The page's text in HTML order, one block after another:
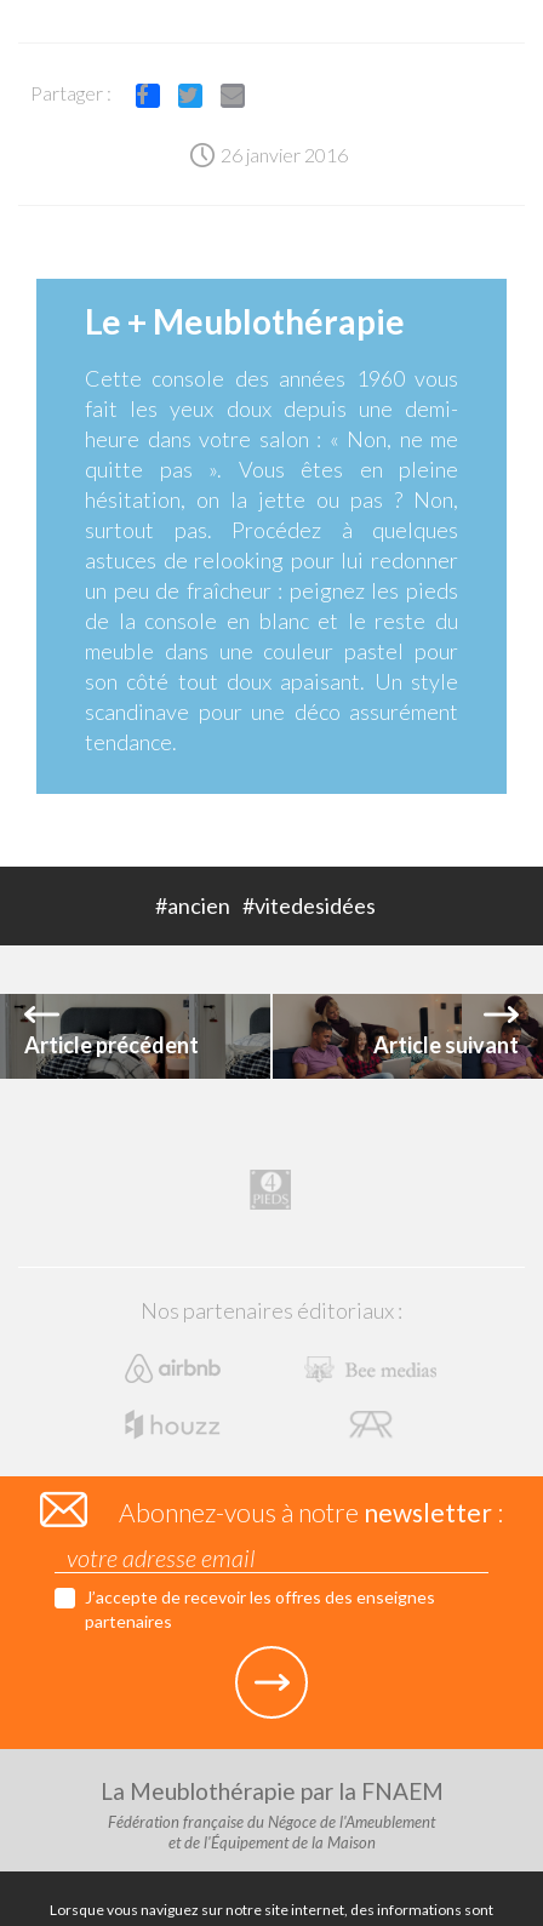
Partager : FacebookTwitter
26 janvier 2016
Le + Meublothérapie
Cette console des années 1960 vous
fait les yeux doux depuis une demi-
heure dans votre salon : « Non, ne me
quitte pas ». Vous êtes en pleine
hésitation, on la jette ou pas ? Non,
surtout pas. Procédez à quelques
astuces de relooking pour lui redonner
un peu de fraîcheur : peignez les pieds
de la console en blanc et le reste du
meuble dans une couleur pastel pour
son côté tout doux apaisant. Un style
scandinave pour une déco assurément
tendance.
#ancien #vitedesidées
Article précédent Article suivant
Nos partenaires éditoriaux :
Abonnez-vous à notre newsletter :
J’accepte de recevoir les offres des enseignes
partenaires
La Meublothérapie par la FNAEM
Fédération française du Négoce de l'Ameublement
et de l'Équipement de la Maison
Lorsque vous naviguez sur notre site internet, des informations sont